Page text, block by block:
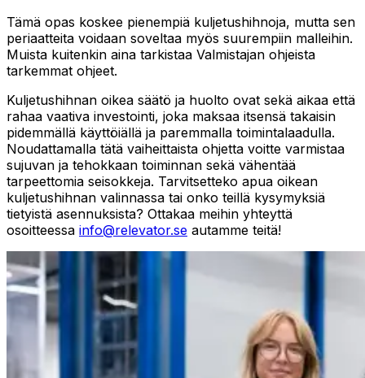
Tämä opas koskee pienempiä kuljetushihnoja, mutta sen
periaatteita voidaan soveltaa myös suurempiin malleihin.
Muista kuitenkin aina tarkistaa Valmistajan ohjeista
tarkemmat ohjeet.
Kuljetushihnan oikea säätö ja huolto ovat sekä aikaa että
rahaa vaativa investointi, joka maksaa itsensä takaisin
pidemmällä käyttöiällä ja paremmalla toimintalaadulla.
Noudattamalla tätä vaiheittaista ohjetta voitte varmistaa
sujuvan ja tehokkaan toiminnan sekä vähentää
tarpeettomia seisokkeja. Tarvitsetteko apua oikean
kuljetushihnan valinnassa tai onko teillä kysymyksiä
tietyistä asennuksista? Ottakaa meihin yhteyttä
osoitteessa info@relevator.se autamme teitä!